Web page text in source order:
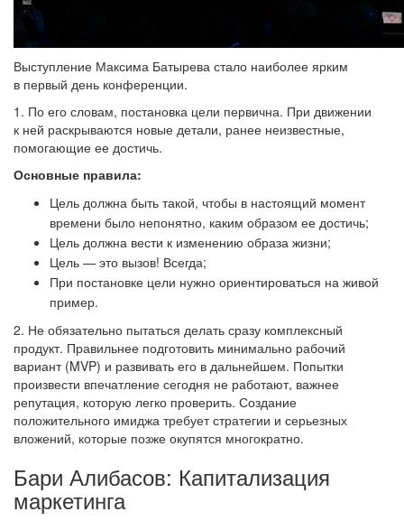
Выступление Максима Батырева стало наиболее ярким
в первый день конференции.
1. По его словам, постановка цели первична. При движении
к ней раскрываются новые детали, ранее неизвестные,
помогающие ее достичь.
Основные правила:
Цель должна быть такой, чтобы в настоящий момент
времени было непонятно, каким образом ее достичь;
Цель должна вести к изменению образа жизни;
Цель — это вызов! Всегда;
При постановке цели нужно ориентироваться на живой
пример.
2. Не обязательно пытаться делать сразу комплексный
продукт. Правильнее подготовить минимально рабочий
вариант (MVP) и развивать его в дальнейшем. Попытки
произвести впечатление сегодня не работают, важнее
репутация, которую легко проверить. Создание
положительного имиджа требует стратегии и серьезных
вложений, которые позже окупятся многократно.
Бари Алибасов: Капитализация
маркетинга